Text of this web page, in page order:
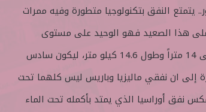
النفق بتكنولوجيا متطورة وفيه ممرات
هذا الصعيد فهو الوحيد على مستوى
العالم بهذا الطراز المعماري مع ارتفاع يصل إلى 14 متراً وطول 14.6 كيلو متر، ليكون سادس
إلى ان نفقي ماليزيا وباريس ليس كلهما تحت
نفق أوراسيا الذي يمتد بأكمله تحت الماء